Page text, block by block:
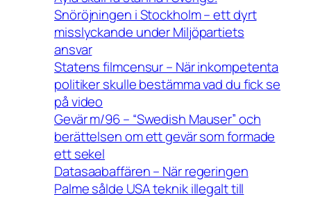
Snöröjningen i Stockholm – ett dyrt
misslyckande under Miljöpartiets
ansvar
Statens filmcensur – När inkompetenta
politiker skulle bestämma vad du fick se
på video
Gevär m/96 – “Swedish Mauser” och
berättelsen om ett gevär som formade
ett sekel
Datasaabaffären – När regeringen
Palme sålde USA teknik illegalt till